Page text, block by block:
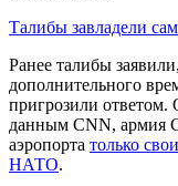
Талибы завладели
Ранее талибы
дополнительного
пригрозили ответом.
данным CNN, армия
аэропорта только
НАТО.